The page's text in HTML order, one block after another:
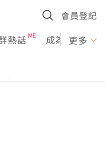
會員登記
熱話 成為U更多